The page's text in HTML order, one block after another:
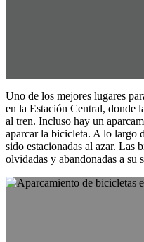
Uno de los mejores lugares
en la Estación Central, donde
al tren. Incluso hay un
aparcar la bicicleta. A lo largo
sido estacionadas al azar. Las
olvidadas y abandonadas a su